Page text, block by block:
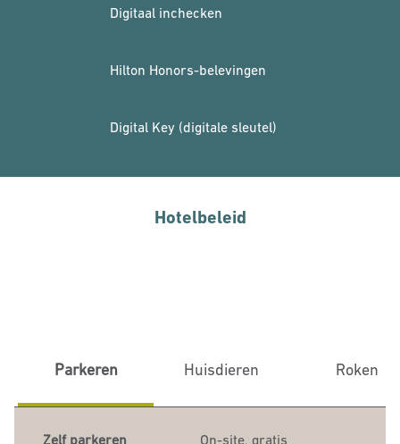
Digitaal inchecken
Hilton Honors-belevingen
Digital Key (digitale sleutel)
Hotelbeleid
Parkeren Huisdieren Roken
Zelf parkeren On-site, gratis